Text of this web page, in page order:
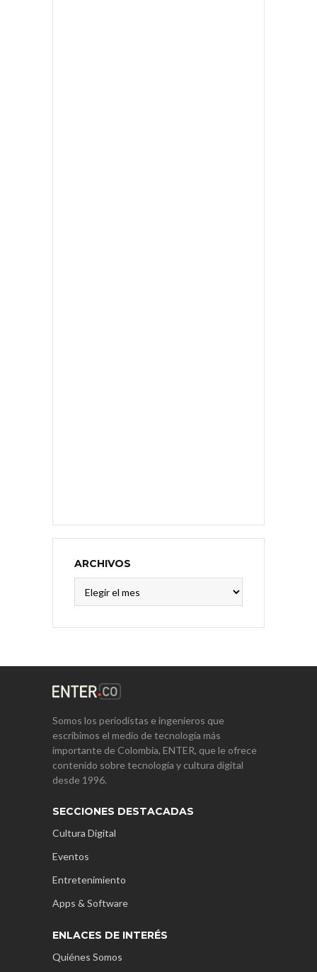
ARCHIVOS
Somos los periodistas e ingenieros que
escribimos el medio de tecnología más
importante de Colombia, ENTER, que le ofrece
contenido sobre tecnología y cultura digital
desde 1996.
SECCIONES DESTACADAS
Cultura Digital
Eventos
Entretenimiento
Apps & Software
ENLACES DE INTERÉS
Quiénes Somos